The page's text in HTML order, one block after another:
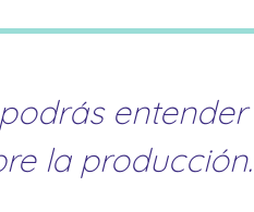
la producción.